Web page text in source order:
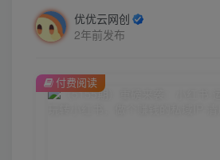
优优云网创
2年前发布
付费阅读